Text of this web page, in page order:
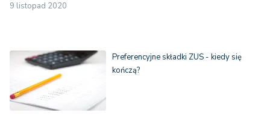
9 listopad 2020
Preferencyjne składki ZUS - kiedy się
kończą?